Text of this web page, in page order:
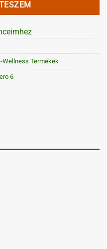
Wellness Termékek
6